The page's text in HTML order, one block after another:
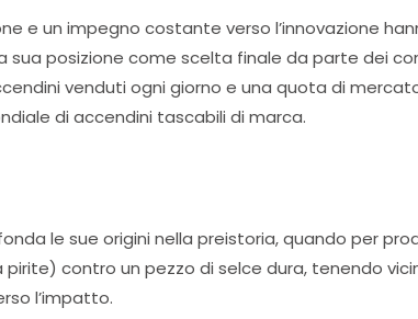
e un impegno costante verso l’innovazione
sua posizione come scelta finale da parte dei
venduti ogni giorno e una quota di
di accendini tascabili di marca.
le sue origini nella preistoria, quando per
contro un pezzo di selce dura, tenendo
l’impatto.